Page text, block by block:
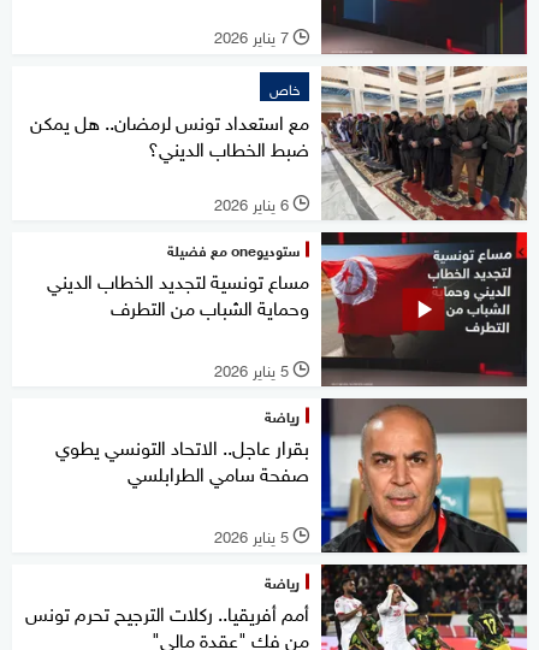
l 7 يناير 2026
خاص
مع استعداد تونس لرمضان.. هل يمكن
ضبط الخطاب الديني؟
l 6 يناير 2026
ستوديوone مع فضيلة
مساع تونسية لتجديد الخطاب الديني
وحماية الشباب من التطرف
l 5 يناير 2026
رياضة
بقرار عاجل.. الاتحاد التونسي يطوي
صفحة سامي الطرابلسي
l 5 يناير 2026
رياضة
أمم أفريقيا.. ركلات الترجيح تحرم تونس
من فك "عقدة مالي"